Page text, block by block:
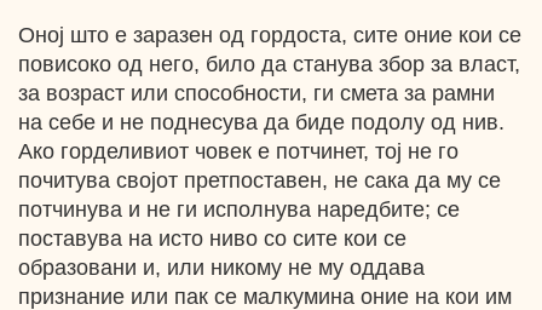
Оној што е заразен од гордоста, сите оние кои се
повисоко од него, било да станува збор за власт,
за возраст или способности, ги смета за рамни
на себе и не поднесува да биде подолу од нив.
Ако горделивиот човек е потчинет, тој не го
почитува својот претпоставен, не сака да му се
потчинува и не ги исполнува наредбите; се
поставува на исто ниво со сите кои се
образовани и, или никому не му оддава
признание или пак се малкумина оние на кои им